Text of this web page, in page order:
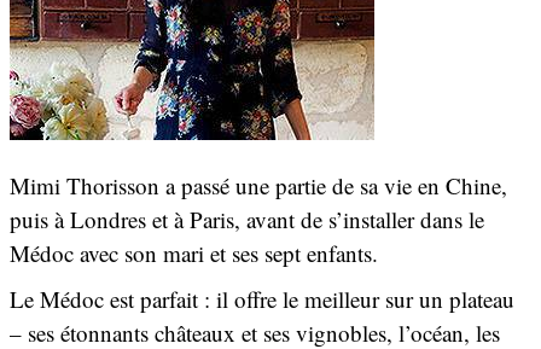
Mimi Thorisson a passé une partie de sa vie en Chine,
puis à Londres et à Paris, avant de s’installer dans le
Médoc avec son mari et ses sept enfants.
Le Médoc est parfait : il offre le meilleur sur un plateau
– ses étonnants châteaux et ses vignobles, l’océan, les